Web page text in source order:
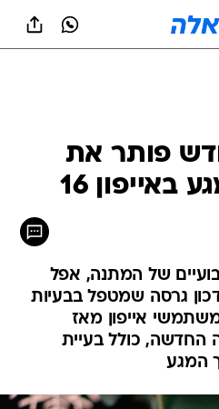
פותר את
16
של המתנה, אפל
גרסה שמטפל בבעיות
משתמשי אייפון מאז
כולל בעיית
המגע